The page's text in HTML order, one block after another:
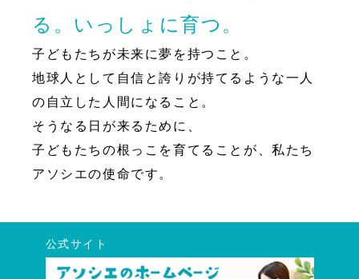
る。いっしょに育つ。
子どもたちが未来に夢を持つこと。
地球人として自信と誇りが持てるような一人
の自立した人間になること。
そうなる日が来るために、
子どもたちの根っこを育てることが、私たち
アソシエの使命です。
公式サイト